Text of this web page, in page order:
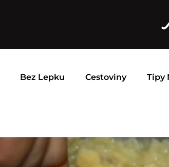
Bez Lepku Cestoviny Tipy